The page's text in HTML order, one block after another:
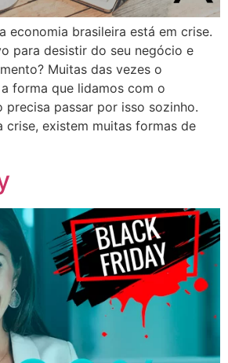
economia brasileira está em crise.
para desistir do seu negócio e
Muitas das vezes o
forma que lidamos com o
precisa passar por isso sozinho.
crise, existem muitas formas de